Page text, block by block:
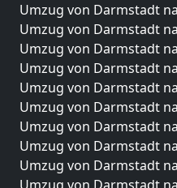
Umzug von Darmstadt
Umzug von Darmstadt
Umzug von Darmstadt
Umzug von Darmstadt
Umzug von Darmstadt
Umzug von Darmstadt
Umzug von Darmstadt
Umzug von Darmstadt
Umzug von Darmstadt
Umzug von Darmstadt